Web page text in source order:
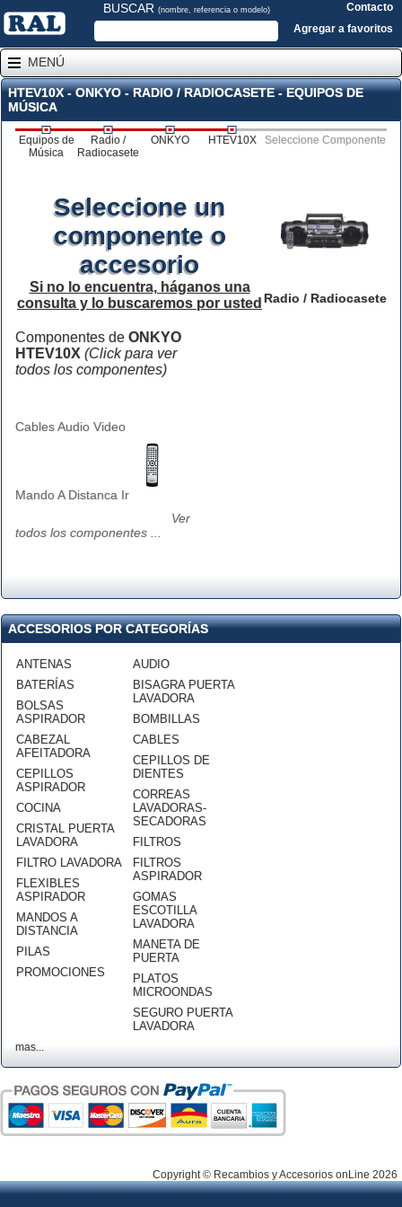
BUSCAR (nombre, referencia o modelo)
Contacto
Agregar a favoritos
MENÚ
HTEV10X - ONKYO - RADIO / RADIOCASETE - EQUIPOS DE
MÚSICA
Equipos de
Música
Radio /
Radiocasete
ONKYO HTEV10X Seleccione Componente
Radio / Radiocasete
Seleccione un
componente o
accesorio
Si no lo encuentra, háganos una
consulta y lo buscaremos por usted
Componentes de ONKYO
HTEV10X (Click para ver
todos los componentes)
Cables Audio Video
Mando A Distanca Ir
Ver
todos los componentes ...
ACCESORIOS POR CATEGORÍAS
ANTENAS
BATERÍAS
BOLSAS
ASPIRADOR
CABEZAL
AFEITADORA
CEPILLOS
ASPIRADOR
COCINA
CRISTAL PUERTA
LAVADORA
FILTRO LAVADORA
FLEXIBLES
ASPIRADOR
MANDOS A
DISTANCIA
PILAS
PROMOCIONES
AUDIO
BISAGRA PUERTA
LAVADORA
BOMBILLAS
CABLES
CEPILLOS DE
DIENTES
CORREAS
LAVADORAS-
SECADORAS
FILTROS
FILTROS
ASPIRADOR
GOMAS
ESCOTILLA
LAVADORA
MANETA DE
PUERTA
PLATOS
MICROONDAS
SEGURO PUERTA
LAVADORA
mas...
Copyright © Recambios y Accesorios onLine 2026